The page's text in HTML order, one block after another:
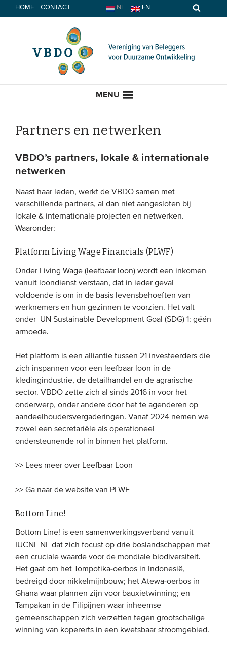
Spring
naar
HOME CONTACT NL EN
MENU
HOME
Nieuws
Opinie
EVENEMENTEN
Van de VBDO
Van leden & partners
MEDIA
Podcasts
Video’s
WIE WE ZIJN
Onze leden
WAT WE DOEN
Engagement
Kennisdeling
Partners en netwerken
VBDO’s partners, lokale & internationale
netwerken
Naast haar leden, werkt de VBDO samen met
verschillende partners, al dan niet aangesloten bij
lokale & internationale projecten en netwerken.
Waaronder:
Platform Living Wage Financials (PLWF)
Onder Living Wage (leefbaar loon) wordt een inkomen
vanuit loondienst verstaan, dat in ieder geval
voldoende is om in de basis levensbehoeften van
werknemers en hun gezinnen te voorzien. Het valt
onder UN Sustainable Development Goal (SDG) 1: géén
armoede.
Het platform is een alliantie tussen 21 investeerders die
zich inspannen voor een leefbaar loon in de
kledingindustrie, de detailhandel en de agrarische
sector. VBDO zette zich al sinds 2016 in voor het
onderwerp, onder andere door het te agenderen op
aandeelhoudersvergaderingen. Vanaf 2024 nemen we
zowel een secretariële als operationeel
ondersteunende rol in binnen het platform.
>> Lees meer over Leefbaar Loon
>> Ga naar de website van PLWF
Bottom Line!
Bottom Line! is een samenwerkingsverband vanuit
IUCNL NL dat zich focust op drie boslandschappen met
een cruciale waarde voor de mondiale biodiversiteit.
Het gaat om het Tompotika-oerbos in Indonesië,
bedreigd door nikkelmijnbouw; het Atewa-oerbos in
Ghana waar plannen zijn voor bauxietwinning; en
Tampakan in de Filipijnen waar inheemse
gemeenschappen zich verzetten tegen grootschalige
winning van kopererts in een kwetsbaar stroomgebied.